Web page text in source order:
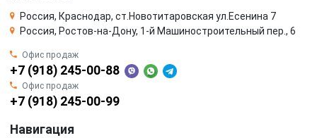
Россия, Краснодар, ст.Новотитаровская ул.Есенина 7
Россия, Ростов-на-Дону, 1-й Машиностроительный пер., 6
Офис продаж
+7 (918) 245-00-88
Офис продаж
+7 (918) 245-00-99
Навигация